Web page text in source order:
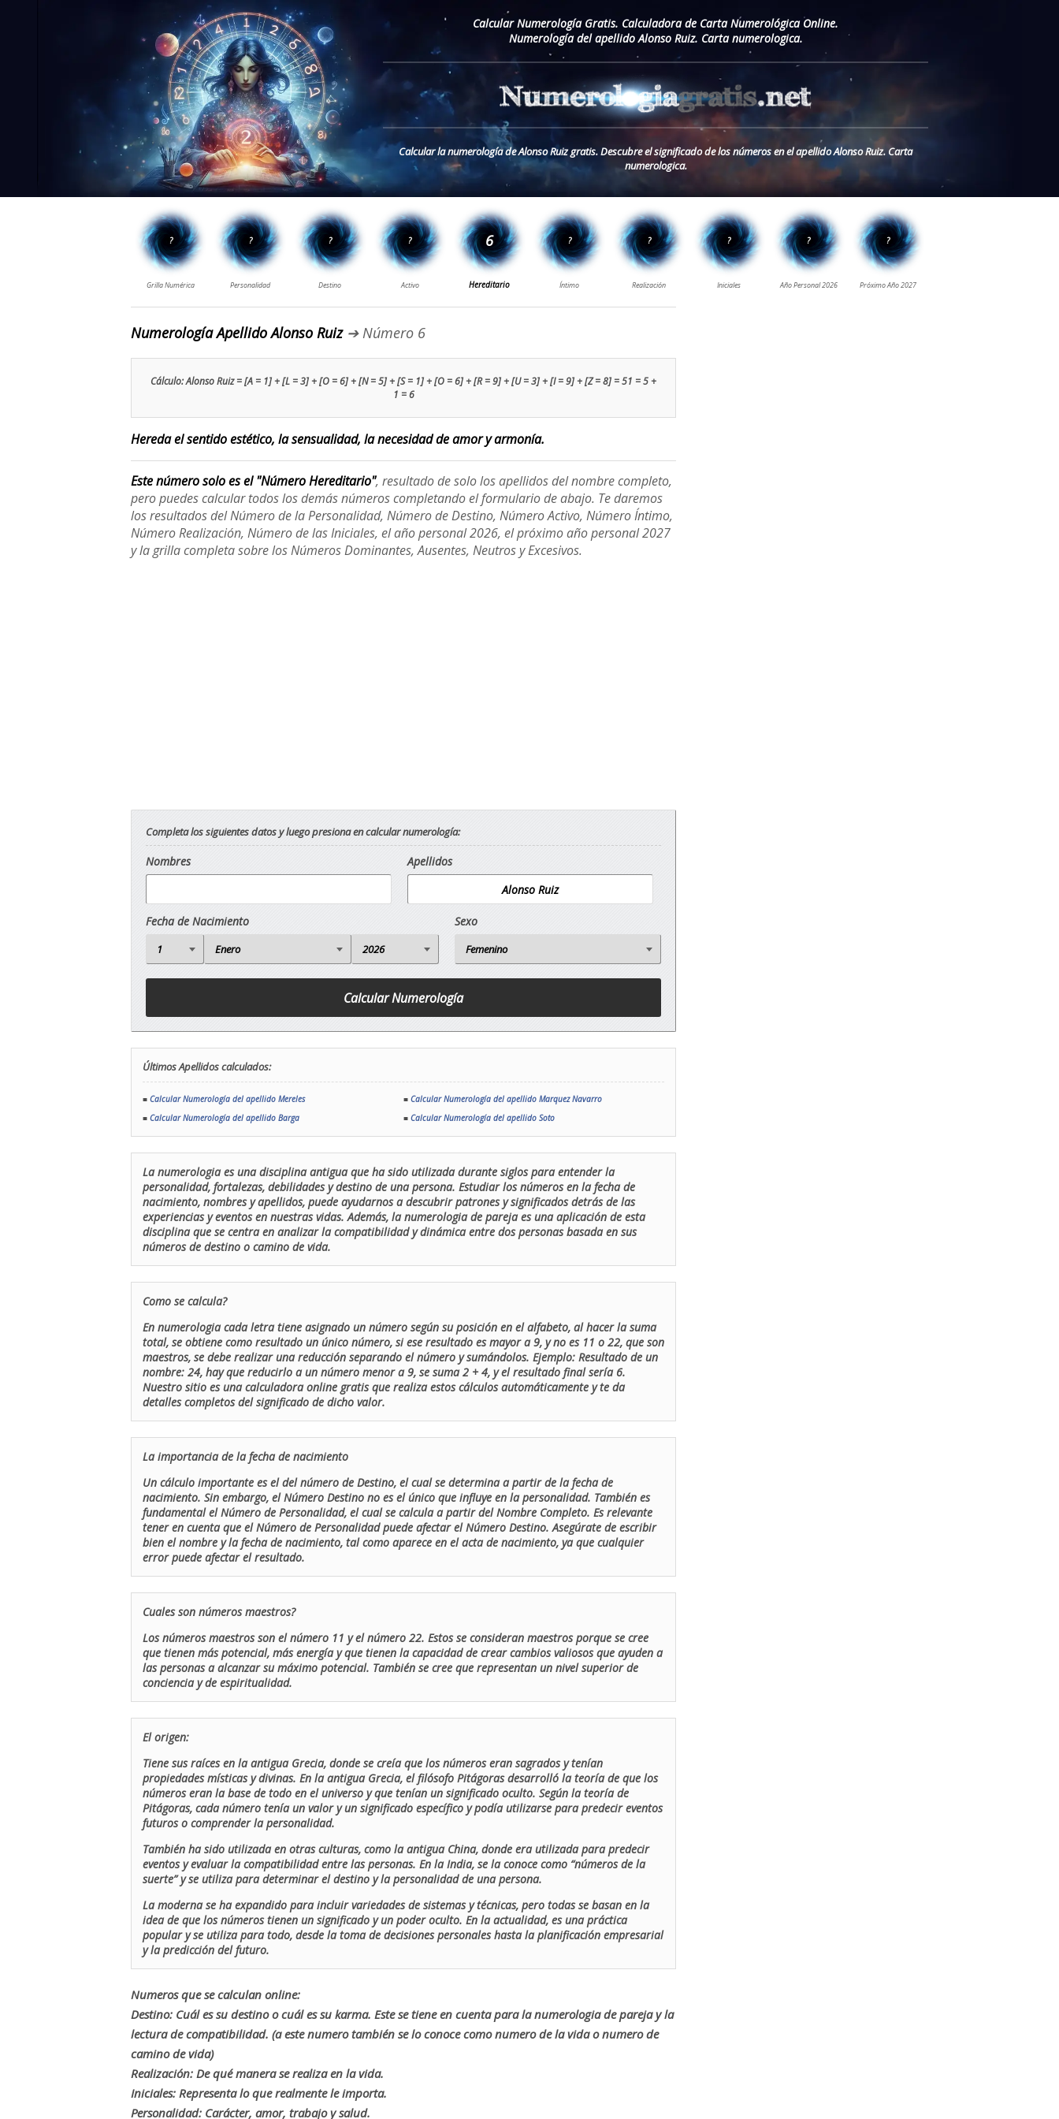
Calcular Numerología Gratis. Calculadora de Carta Numerológica Online.
Numerología del apellido Alonso Ruiz. Carta numerologica.
Calcular la numerología de Alonso Ruiz gratis. Descubre el significado de los números en el apellido Alonso Ruiz. Carta
numerologica.
Numerología Apellido Alonso Ruiz➔ Número 6
Cálculo: Alonso Ruiz = [A = 1] + [L = 3] + [O = 6] + [N = 5] + [S = 1] + [O = 6] + [R = 9] + [U = 3] + [I = 9] + [Z = 8] = 51 = 5 +
1 = 6
Hereda el sentido estético, la sensualidad, la necesidad de amor y armonía.
Este número solo es el "Número Hereditario", resultado de solo los apellidos del nombre completo,
pero puedes calcular todos los demás números completando el formulario de abajo. Te daremos
los resultados del Número de la Personalidad, Número de Destino, Número Activo, Número Íntimo,
Número Realización, Número de las Iniciales, el año personal 2026, el próximo año personal 2027
y la grilla completa sobre los Números Dominantes, Ausentes, Neutros y Excesivos.
Completa los siguientes datos y luego presiona en calcular numerología:
Nombres Apellidos
Fecha de Nacimiento Sexo
Últimos Apellidos calculados:
■ Calcular Numerología del apellido Mereles ■ Calcular Numerología del apellido Marquez Navarro
■ Calcular Numerología del apellido Barga ■ Calcular Numerología del apellido Soto
La numerologia es una disciplina antigua que ha sido utilizada durante siglos para entender la
personalidad, fortalezas, debilidades y destino de una persona. Estudiar los números en la fecha de
nacimiento, nombres y apellidos, puede ayudarnos a descubrir patrones y significados detrás de las
experiencias y eventos en nuestras vidas. Además, la numerologia de pareja es una aplicación de esta
disciplina que se centra en analizar la compatibilidad y dinámica entre dos personas basada en sus
números de destino o camino de vida.
Como se calcula?
En numerologia cada letra tiene asignado un número según su posición en el alfabeto, al hacer la suma
total, se obtiene como resultado un único número, si ese resultado es mayor a 9, y no es 11 o 22, que son
maestros, se debe realizar una reducción separando el número y sumándolos. Ejemplo: Resultado de un
nombre: 24, hay que reducirlo a un número menor a 9, se suma 2 + 4, y el resultado final sería 6.
Nuestro sitio es una calculadora online gratis que realiza estos cálculos automáticamente y te da
detalles completos del significado de dicho valor.
La importancia de la fecha de nacimiento
Un cálculo importante es el del número de Destino, el cual se determina a partir de la fecha de
nacimiento. Sin embargo, el Número Destino no es el único que influye en la personalidad. También es
fundamental el Número de Personalidad, el cual se calcula a partir del Nombre Completo. Es relevante
tener en cuenta que el Número de Personalidad puede afectar el Número Destino. Asegúrate de escribir
bien el nombre y la fecha de nacimiento, tal como aparece en el acta de nacimiento, ya que cualquier
error puede afectar el resultado.
Cuales son números maestros?
Los números maestros son el número 11 y el número 22. Estos se consideran maestros porque se cree
que tienen más potencial, más energía y que tienen la capacidad de crear cambios valiosos que ayuden a
las personas a alcanzar su máximo potencial. También se cree que representan un nivel superior de
conciencia y de espiritualidad.
El origen:
Tiene sus raíces en la antigua Grecia, donde se creía que los números eran sagrados y tenían
propiedades místicas y divinas. En la antigua Grecia, el filósofo Pitágoras desarrolló la teoría de que los
números eran la base de todo en el universo y que tenían un significado oculto. Según la teoría de
Pitágoras, cada número tenía un valor y un significado específico y podía utilizarse para predecir eventos
futuros o comprender la personalidad.
También ha sido utilizada en otras culturas, como la antigua China, donde era utilizada para predecir
eventos y evaluar la compatibilidad entre las personas. En la India, se la conoce como “números de la
suerte” y se utiliza para determinar el destino y la personalidad de una persona.
La moderna se ha expandido para incluir variedades de sistemas y técnicas, pero todas se basan en la
idea de que los números tienen un significado y un poder oculto. En la actualidad, es una práctica
popular y se utiliza para todo, desde la toma de decisiones personales hasta la planificación empresarial
y la predicción del futuro.
Numeros que se calculan online:
Destino: Cuál es su destino o cuál es su karma. Este se tiene en cuenta para la numerologia de pareja y la
lectura de compatibilidad. (a este numero también se lo conoce como numero de la vida o numero de
camino de vida)
Realización: De qué manera se realiza en la vida.
Iniciales: Representa lo que realmente le importa.
Personalidad: Carácter, amor, trabajo y salud.